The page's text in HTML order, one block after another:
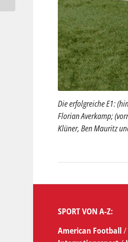
Die erfolgreiche E1:
Florian Averkamp;
Klüner, Ben Mauritz
SPORT VON A-Z:
American Football/